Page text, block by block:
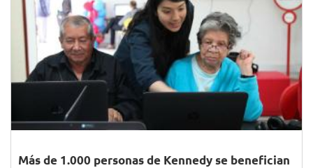
Más de 1.000 personas de Kennedy se benefician